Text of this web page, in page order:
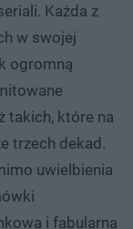
Każda z
w swojej
ogromną
takich, które na
trzech dekad.
uwielbienia
i fabularna